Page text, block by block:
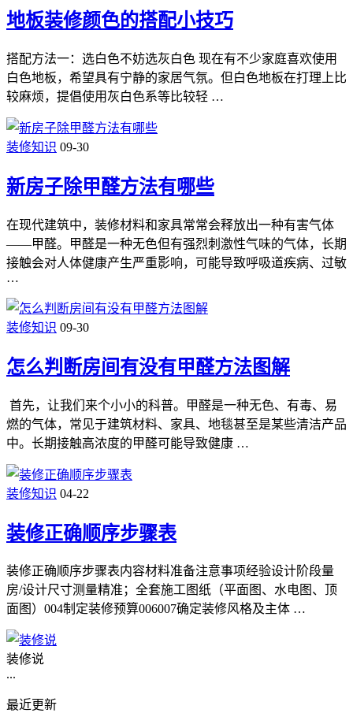
地板装修颜色的搭配小技巧
搭配方法一：选白色不妨选灰白色 现在有不少家庭喜欢使用
白色地板，希望具有宁静的家居气氛。但白色地板在打理上比
较麻烦，提倡使用灰白色系等比较轻 …
装修知识 09-30
新房子除甲醛方法有哪些
在现代建筑中，装修材料和家具常常会释放出一种有害气体
——甲醛。甲醛是一种无色但有强烈刺激性气味的气体，长期
接触会对人体健康产生严重影响，可能导致呼吸道疾病、过敏
…
装修知识 09-30
怎么判断房间有没有甲醛方法图解
首先，让我们来个小小的科普。甲醛是一种无色、有毒、易
燃的气体，常见于建筑材料、家具、地毯甚至是某些清洁产品
中。长期接触高浓度的甲醛可能导致健康 …
装修知识 04-22
装修正确顺序步骤表
装修正确顺序步骤表内容材料准备注意事项经验设计阶段量
房/设计尺寸测量精准；全套施工图纸（平面图、水电图、顶
面图）004制定装修预算006007确定装修风格及主体 …
装修说
...
最近更新